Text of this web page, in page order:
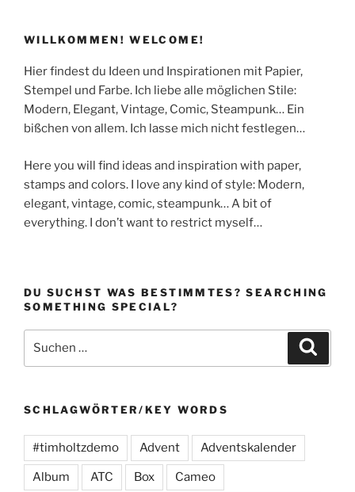
WILLKOMMEN! WELCOME!
Hier findest du Ideen und Inspirationen mit Papier,
Stempel und Farbe. Ich liebe alle möglichen Stile:
Modern, Elegant, Vintage, Comic, Steampunk… Ein
bißchen von allem. Ich lasse mich nicht festlegen…
Here you will find ideas and inspiration with paper,
stamps and colors. I love any kind of style: Modern,
elegant, vintage, comic, steampunk… A bit of
everything. I don’t want to restrict myself…
DU SUCHST WAS BESTIMMTES? SEARCHING
SOMETHING SPECIAL?
nach:
SCHLAGWÖRTER/KEY WORDS
#timholtzdemo Advent Adventskalender
Album ATC Box Cameo